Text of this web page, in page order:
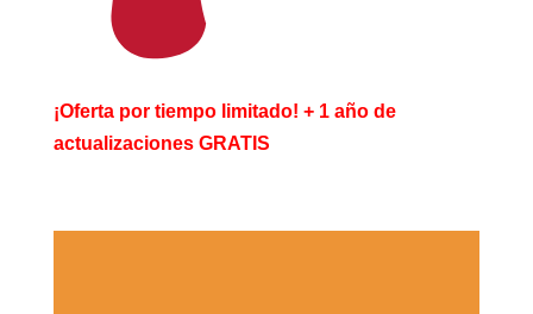
¡Oferta por tiempo limitado! + 1 año de
actualizaciones GRATIS